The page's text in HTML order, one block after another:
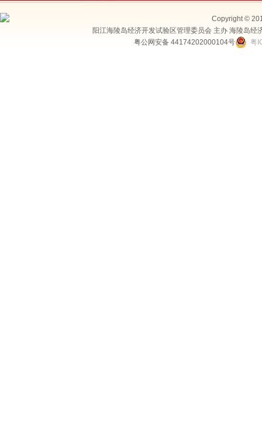
Copyright ©
阳江海陵岛经济开发试验区管理委员会 主办 海陵岛
粤公网安备 44174202000104号
粤